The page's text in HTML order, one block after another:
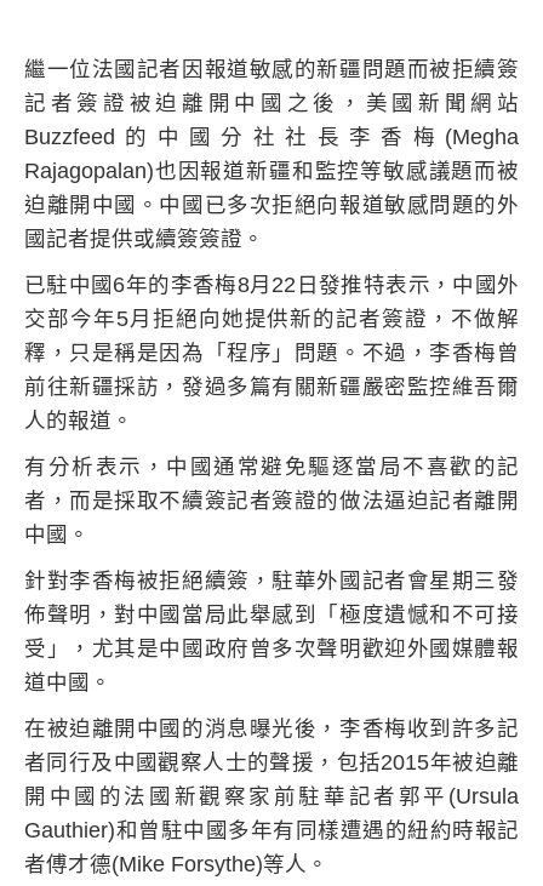
繼一位法國記者因報道敏感的新疆問題而被拒續簽
記者簽證被迫離開中國之後，美國新聞網站
Buzzfeed 的中國分社社長李香梅 (Megha
Rajagopalan)也因報道新疆和監控等敏感議題而被
迫離開中國。中國已多次拒絕向報道敏感問題的外
國記者提供或續簽簽證。
已駐中國 6年的李香梅8月 22 日發推特表示，中國外
交部今年5月拒絕向她提供新的記者簽證，不做解
釋，只是稱是因為「程序」問題。不過，李香梅曾
前往新疆採訪，發過多篇有關新疆嚴密監控維吾爾
人的報道。
有分析表示，中國通常避免驅逐當局不喜歡的記
者，而是採取不續簽記者簽證的做法逼迫記者離開
中國。
針對李香梅被拒絕續簽，駐華外國記者會星期三發
佈聲明，對中國當局此舉感到「極度遺憾和不可接
受」，尤其是中國政府曾多次聲明歡迎外國媒體報
道中國。
在被迫離開中國的消息曝光後，李香梅收到許多記
者同行及中國觀察人士的聲援，包括2015年被迫離
開中國的法國新觀察家前駐華記者郭平 (Ursula
Gauthier)和曾駐中國多年有同樣遭遇的紐約時報記
者傅才德(Mike Forsythe)等人。